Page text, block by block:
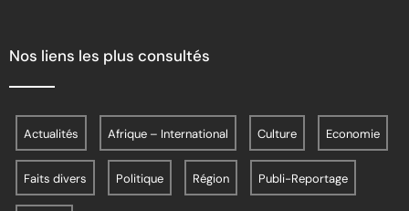
Nos liens les plus consultés
Actualités Afrique – International Culture Economie
Faits divers Politique Région Publi-Reportage